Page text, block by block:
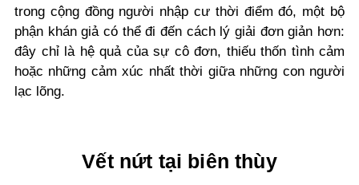
trong cộng đồng người nhập cư thời điểm đó, một bộ
phận khán giả có thể đi đến cách lý giải đơn giản hơn:
đây chỉ là hệ quả của sự cô đơn, thiếu thốn tình cảm
hoặc những cảm xúc nhất thời giữa những con người
lạc lõng.
Vết nứt tại biên thùy